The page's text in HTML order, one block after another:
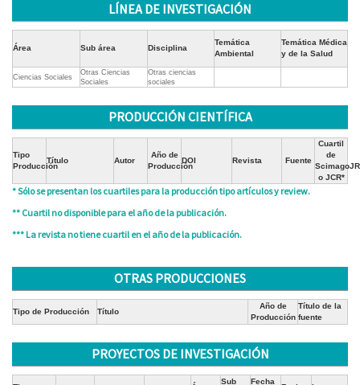
LÍNEA DE INVESTIGACIÓN
Área Sub área Disciplina
Temática
Ambiental
Temática Médica
y de la Salud
Ciencias Sociales
Otras Ciencias
Sociales
Otras ciencias
sociales
PRODUCCIÓN CIENTÍFICA
Tipo
Producción
Título Autor
Año de
Producción
DOI Revista Fuente
Cuartil
de
ScimagoJR
o JCR*
* Sólo se presentan los cuartiles para la producción tipo artículos y review.
** Cuartil no disponible para el año de la publicación.
*** La revista no tiene cuartil en el año de la publicación.
OTRAS PRODUCCIONES
Tipo de Producción Título
Año de
Producción
Título de la
fuente
PROYECTOS DE INVESTIGACIÓN
Sub Fecha